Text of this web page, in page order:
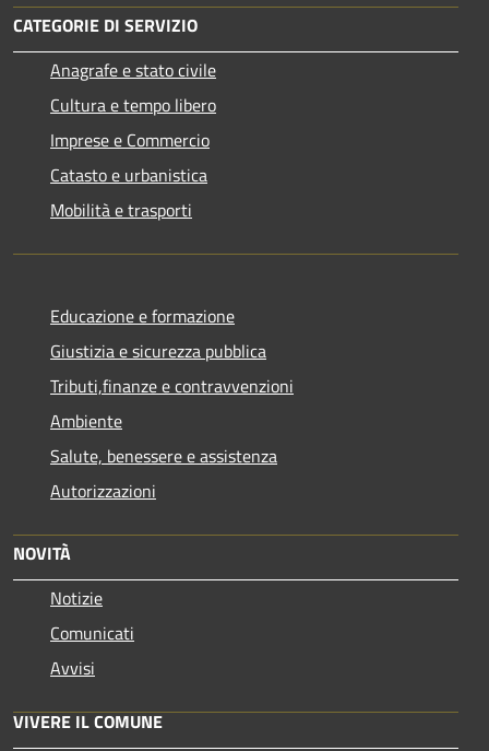
CATEGORIE DI SERVIZIO
Anagrafe e stato civile
Cultura e tempo libero
Imprese e Commercio
Catasto e urbanistica
Mobilità e trasporti
Educazione e formazione
Giustizia e sicurezza pubblica
Tributi,finanze e contravvenzioni
Ambiente
Salute, benessere e assistenza
Autorizzazioni
NOVITÀ
Notizie
Comunicati
Avvisi
VIVERE IL COMUNE